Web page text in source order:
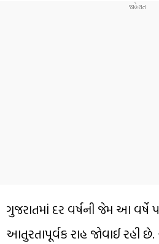
ગુજરાતમાં દર વર્ષની જેમ આ વર્ષે
આતુરતાપૂર્વક રાહ જોવાઈ રહી